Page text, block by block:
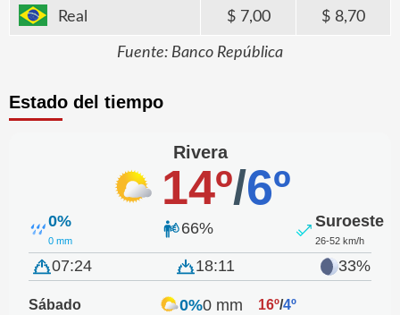
Real 7,00 8,70
Fuente: Banco República
Estado del tiempo
Rivera
14º/6º
0%
0 mm
66% Suroeste
26-52 km/h
07:24 18:11 33%
Sábado 0%0 mm 16º/4º